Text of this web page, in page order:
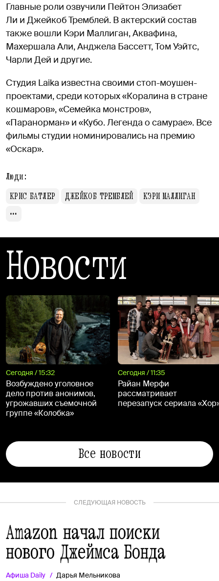
Главные роли озвучили Пейтон Элизабет
Ли и Джейкоб Тремблей. В актерский состав
также вошли Кэри Маллиган, Аквафина,
Махершала Али, Анджела Бассетт, Том Уэйтс,
Чарли Дей и другие.
Студия Laika известна своими стоп-моушен-
проектами, среди которых «Коралина в стране
кошмаров», «Семейка монстров»,
«Паранорман» и «Кубо. Легенда о самурае». Все
фильмы студии номинировались на премию
«Оскар».
Люди:
КРИС БАТЛЕР
ДЖЕЙКОБ ТРЕМБЛЕЙ КЭРИ МАЛЛИГАН
Новости
Сегодня / 15:32
Возбуждено уголовное
дело против анонимов,
угрожавших съемочной
группе «Колобка»
Сегодня / 11:35
Райан Мерфи
рассматривает
перезапуск сериала
Все новости
СЛЕДУЮЩАЯ НОВОСТЬ
Amazon начал поиски
нового Джеймса Бонда
Афиша Daily
Дарья Мельникова